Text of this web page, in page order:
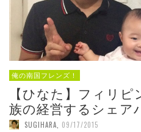
俺の南国フレンズ！
【ひなた】フィリ
族の経営するシェア
SUGIHARA 09/17/2015